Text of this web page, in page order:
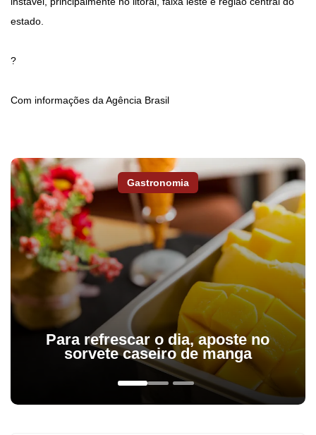
estado.
?
Com informações da Agência Brasil
Gastronomia
Para refrescar o dia, aposte no
sorvete caseiro de manga